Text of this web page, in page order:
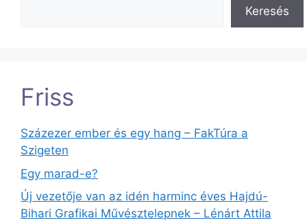
Keresés
Friss
Százezer ember és egy hang – FakTúra a
Szigeten
Egy marad-e?
Új vezetője van az idén harminc éves Hajdú-
Bihari Grafikai Művésztelepnek – Lénárt Attila